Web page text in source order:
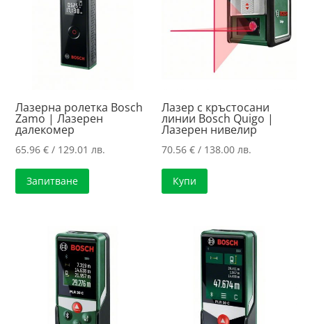
Лазерна ролетка Bosch
Zamo | Лазерен
далекомер
65.96€ / 129.01 лв.
Запитване
Лазер с кръстосани
линии Bosch Quigo |
Лазерен нивелир
70.56€ / 138.00 лв.
Купи